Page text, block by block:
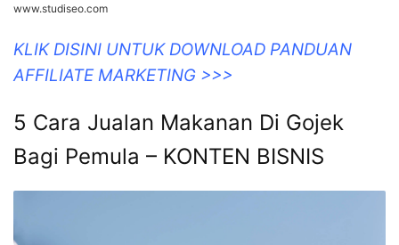
www.studiseo.com
KLIK DISINI UNTUK DOWNLOAD PANDUAN
AFFILIATE MARKETING >>>
5 Cara Jualan Makanan Di Gojek
Bagi Pemula – KONTEN BISNIS